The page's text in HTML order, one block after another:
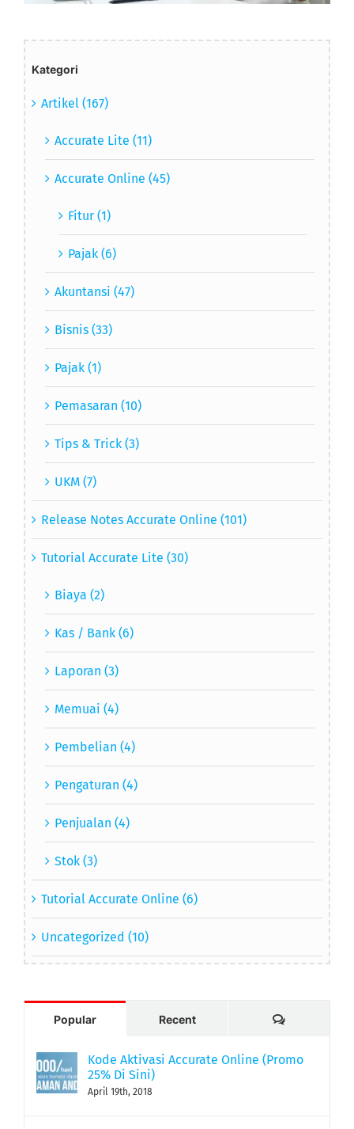
Kategori
Artikel (167)
Accurate Lite (11)
Accurate Online (45)
Fitur (1)
Pajak (6)
Akuntansi (47)
Bisnis (33)
Pajak (1)
Pemasaran (10)
Tips & Trick (3)
UKM (7)
Release Notes Accurate Online (101)
Tutorial Accurate Lite (30)
Biaya (2)
Kas / Bank (6)
Laporan (3)
Memuai (4)
Pembelian (4)
Pengaturan (4)
Penjualan (4)
Stok (3)
Tutorial Accurate Online (6)
Uncategorized (10)
Popular Recent Comments
Kode Aktivasi Accurate Online (Promo
25% Di Sini)
April 19th, 2018